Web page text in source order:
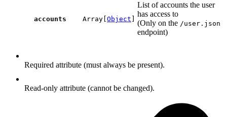
accounts Array[ Object
List of accounts the user
has access to
(Only on the /user.json
endpoint)
Required attribute (must always be present).
Read-only attribute (cannot be changed).